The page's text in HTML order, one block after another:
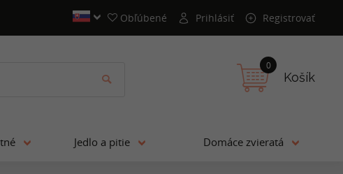
Obľúbené Prihlásiť Registrovať
0
Košík
Jedlo a pitie Domáce zvieratá